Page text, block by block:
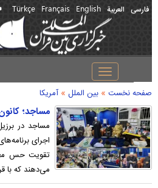
فارسی العربیة English
Français
Türkçe
Toggle
navigation
صفحه نخست » بین الملل » آمریکا
مساجد؛
مساجد در
اجرای
تقویت حس
می‌دهند که با